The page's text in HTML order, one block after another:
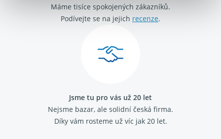
Máme tisíce spokojených zákazníků.
Podívejte se na jejich recenze.
Jsme tu pro vás už 20 let
Nejsme bazar, ale solidní česká firma.
Díky vám rosteme už víc jak 20 let.